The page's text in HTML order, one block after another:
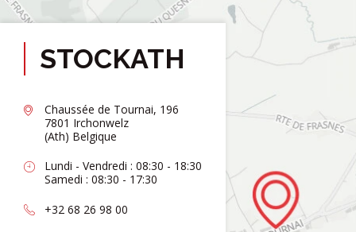
STOCKATH
Chaussée de Tournai, 196
7801 Irchonwelz
(Ath) Belgique
Lundi - Vendredi : 08:30 - 18:30
Samedi : 08:30 - 17:30
+32 68 26 98 00